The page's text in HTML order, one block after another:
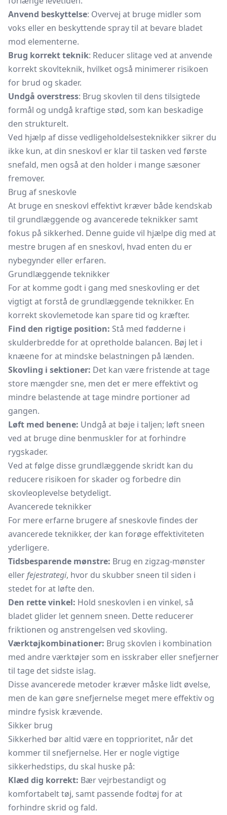
Anvend beskyttelse: Overvej at bruge midler som
voks eller en beskyttende spray til at bevare bladet
mod elementerne.
Brug korrekt teknik: Reducer slitage ved at anvende
korrekt skovlteknik, hvilket også minimerer risikoen
for brud og skader.
Undgå overstress: Brug skovlen til dens tilsigtede
formål og undgå kraftige stød, som kan beskadige
den strukturelt.
Ved hjælp af disse vedligeholdelsesteknikker sikrer du
ikke kun, at din sneskovl er klar til tasken ved første
snefald, men også at den holder i mange sæsoner
fremover.
Brug af sneskovle
At bruge en sneskovl effektivt kræver både kendskab
til grundlæggende og avancerede teknikker samt
fokus på sikkerhed. Denne guide vil hjælpe dig med at
mestre brugen af en sneskovl, hvad enten du er
nybegynder eller erfaren.
Grundlæggende teknikker
For at komme godt i gang med sneskovling er det
vigtigt at forstå de grundlæggende teknikker. En
korrekt skovlemetode kan spare tid og kræfter.
Find den rigtige position: Stå med fødderne i
skulderbredde for at opretholde balancen. Bøj let i
knæene for at mindske belastningen på lænden.
Skovling i sektioner: Det kan være fristende at tage
store mængder sne, men det er mere effektivt og
mindre belastende at tage mindre portioner ad
gangen.
Løft med benene: Undgå at bøje i taljen; løft sneen
ved at bruge dine benmuskler for at forhindre
rygskader.
Ved at følge disse grundlæggende skridt kan du
reducere risikoen for skader og forbedre din
skovleoplevelse betydeligt.
Avancerede teknikker
For mere erfarne brugere af sneskovle findes der
avancerede teknikker, der kan forøge effektiviteten
yderligere.
Tidsbesparende mønstre: Brug en zigzag-mønster
ellerfejestrategi, hvor du skubber sneen til siden i
stedet for at løfte den.
Den rette vinkel: Hold sneskovlen i en vinkel, så
bladet glider let gennem sneen. Dette reducerer
friktionen og anstrengelsen ved skovling.
Værktøjkombinationer: Brug skovlen i kombination
med andre værktøjer som en isskraber eller snefjerner
til tage det sidste islag.
Disse avancerede metoder kræver måske lidt øvelse,
men de kan gøre snefjernelse meget mere effektiv og
mindre fysisk krævende.
Sikker brug
Sikkerhed bør altid være en topprioritet, når det
kommer til snefjernelse. Her er nogle vigtige
sikkerhedstips, du skal huske på:
Klæd dig korrekt: Bær vejrbestandigt og
komfortabelt tøj, samt passende fodtøj for at
forhindre skrid og fald.